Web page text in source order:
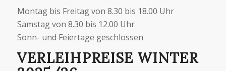
Montag bis Freitag von 8.30 bis 18.00 Uhr
Samstag von 8.30 bis 12.00 Uhr
Sonn- und Feiertage geschlossen
VERLEIHPREISE WINTER